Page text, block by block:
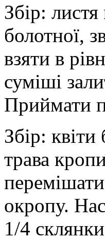
Збір:
болотної,
взяти в
суміші
Приймати
Збір:
трава
окропу.
1/4